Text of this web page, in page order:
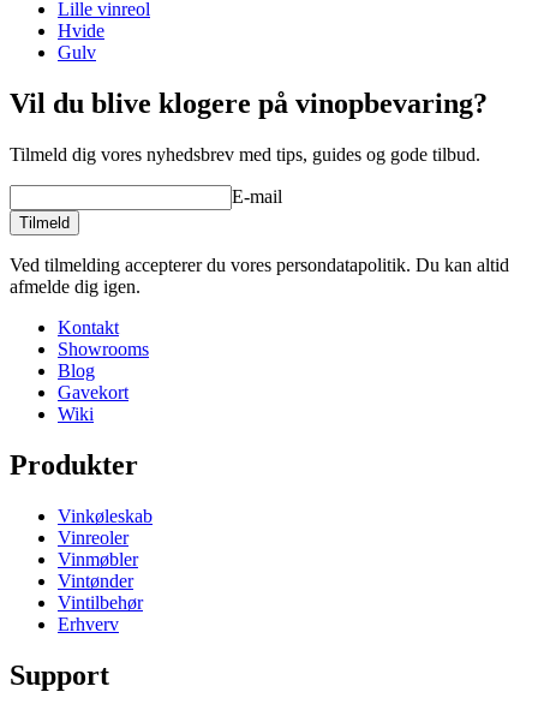
Lille vinreol
Hvide
Gulv
Vil du blive klogere på vinopbevaring?
Tilmeld dig vores nyhedsbrev med tips, guides og gode tilbud.
E-mail
Tilmeld
Ved tilmelding accepterer du vores persondatapolitik. Du kan altid
afmelde dig igen.
Kontakt
Showrooms
Blog
Gavekort
Wiki
Produkter
Vinkøleskab
Vinreoler
Vinmøbler
Vintønder
Vintilbehør
Erhverv
Support